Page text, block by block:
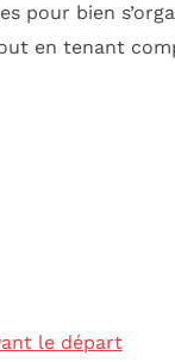
pour bien
en tenant
le départ